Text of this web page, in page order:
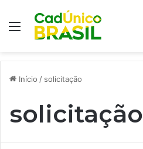
Menu
Início / solicitação
solicitação